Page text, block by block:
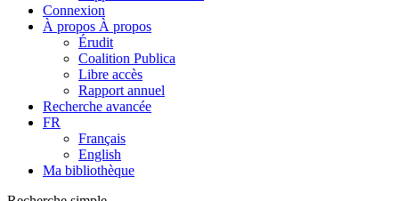
Connexion
À propos À propos
Érudit
Coalition Publica
Libre accès
Rapport annuel
Recherche avancée
FR
Français
English
Ma bibliothèque